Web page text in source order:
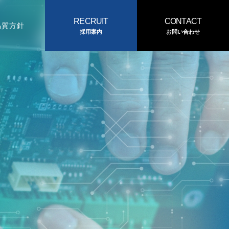
質方針 RECRUIT
採用案内
CONTACT
お問い合わせ